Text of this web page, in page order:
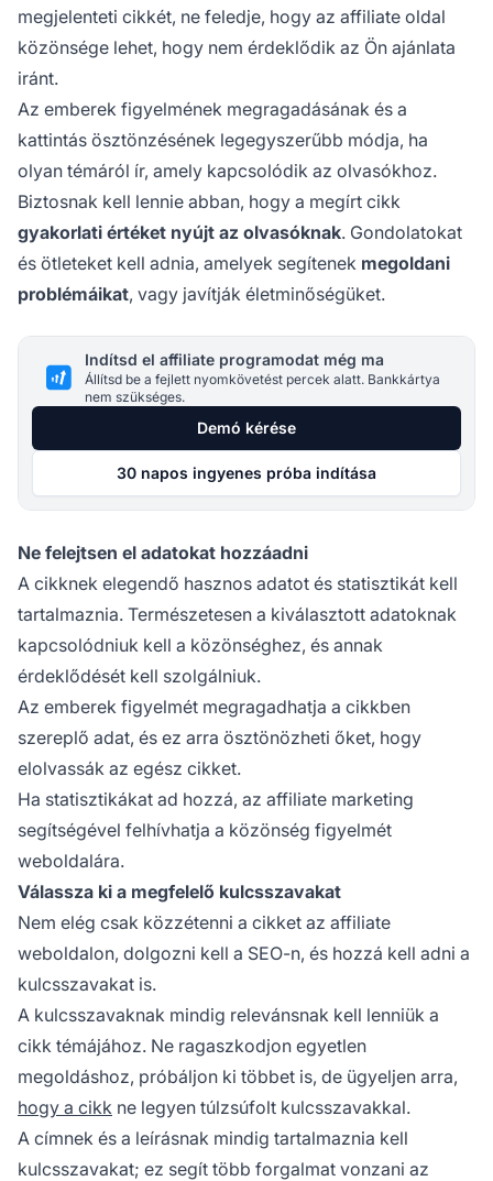
megjelenteti cikkét, ne feledje, hogy az affiliate oldal
közönsége lehet, hogy nem érdeklődik az Ön ajánlata
iránt.
Az emberek figyelmének megragadásának és a
kattintás ösztönzésének legegyszerűbb módja, ha
olyan témáról ír, amely kapcsolódik az olvasókhoz.
Biztosnak kell lennie abban, hogy a megírt cikk
gyakorlati értéket nyújt az olvasóknak. Gondolatokat
és ötleteket kell adnia, amelyek segítenek megoldani
problémáikat, vagy javítják életminőségüket.
Indítsd el affiliate programodat még ma
Állítsd be a fejlett nyomkövetést percek alatt. Bankkártya
nem szükséges.
Demó kérése
30 napos ingyenes próba indítása
Ne felejtsen el adatokat hozzáadni
A cikknek elegendő hasznos adatot és statisztikát kell
tartalmaznia. Természetesen a kiválasztott adatoknak
kapcsolódniuk kell a közönséghez, és annak
érdeklődését kell szolgálniuk.
Az emberek figyelmét megragadhatja a cikkben
szereplő adat, és ez arra ösztönözheti őket, hogy
elolvassák az egész cikket.
Ha statisztikákat ad hozzá, az affiliate marketing
segítségével felhívhatja a közönség figyelmét
weboldalára.
Válassza ki a megfelelő kulcsszavakat
Nem elég csak közzétenni a cikket az affiliate
weboldalon, dolgozni kell a SEO-n, és hozzá kell adni a
kulcsszavakat is.
A kulcsszavaknak mindig relevánsnak kell lenniük a
cikk témájához. Ne ragaszkodjon egyetlen
megoldáshoz, próbáljon ki többet is, de ügyeljen arra,
hogy a cikk ne legyen túlzsúfolt kulcsszavakkal.
A címnek és a leírásnak mindig tartalmaznia kell
kulcsszavakat; ez segít több forgalmat vonzani az